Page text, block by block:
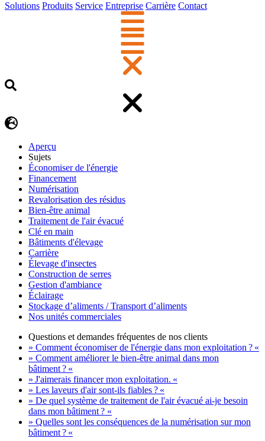
Solutions Produits Service Entreprise Carrière Contact
Aperçu
Sujets
Économiser de l'énergie
Financement
Numérisation
Revalorisation des résidus
Bien-être animal
Traitement de l'air évacué
Clé en main
Bâtiments d'élevage
Carrière
Élevage d'insectes
Construction de serres
Gestion d'ambiance
Éclairage
Stockage d’aliments / Transport d’aliments
Nos unités commerciales
Questions et demandes fréquentes de nos clients
» Comment économiser de l'énergie dans mon exploitation ? «
» Comment améliorer le bien-être animal dans mon
bâtiment ? «
» J'aimerais financer mon exploitation. «
» Les laveurs d'air sont-ils fiables ? «
» De quel système de traitement de l'air évacué ai-je besoin
dans mon bâtiment ? «
» Quelles sont les conséquences de la numérisation sur mon
bâtiment ? «